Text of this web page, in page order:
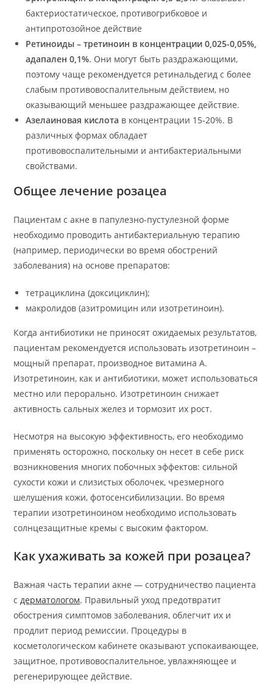
бактериостатическое, противогрибковое и
антипротозойное действие
Ретиноиды – третиноин в концентрации 0,025-0,05%,
адапален 0,1%. Они могут быть раздражающими,
поэтому чаще рекомендуется ретинальдегид с более
слабым противовоспалительным действием, но
оказывающий меньшее раздражающее действие.
Азелаиновая кислота в концентрации 15-20%. В
различных формах обладает
противовоспалительными и антибактериальными
свойствами.
Общее лечение розацеа
Пациентам с акне в папулезно-пустулезной форме
необходимо проводить антибактериальную терапию
(например, периодически во время обострений
заболевания) на основе препаратов:
тетрациклина (доксициклин);
макролидов (азитромицин или изотретиноин).
Когда антибиотики не приносят ожидаемых результатов,
пациентам рекомендуется использовать изотретиноин –
мощный препарат, производное витамина А.
Изотретиноин, как и антибиотики, может использоваться
местно или перорально. Изотретиноин снижает
активность сальных желез и тормозит их рост.
Несмотря на высокую эффективность, его необходимо
применять осторожно, поскольку он несет в себе риск
возникновения многих побочных эффектов: сильной
сухости кожи и слизистых оболочек, чрезмерного
шелушения кожи, фотосенсибилизации. Во время
терапии изотретиноином необходимо использовать
солнцезащитные кремы с высоким фактором.
Как ухаживать за кожей при розацеа?
Важная часть терапии акне — сотрудничество пациента
сдерматологом. Правильный уход предотвратит
обострения симптомов заболевания, облегчит их и
продлит период ремиссии. Процедуры в
косметологическом кабинете оказывают успокаивающее,
защитное, противовоспалительное, увлажняющее и
регенерирующее действие.